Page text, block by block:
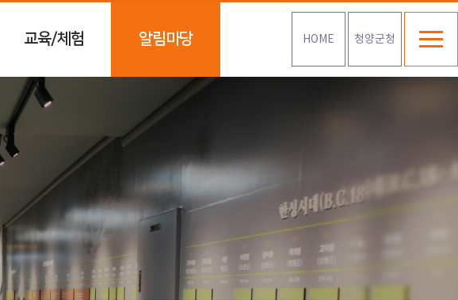
HOME 청양군청
교육/체험 알림마당